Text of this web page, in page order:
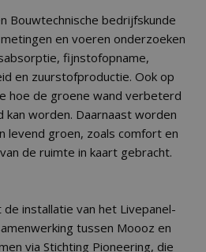
Bouwtechnische bedrijfskunde
en voeren onderzoeken
fijnstofopname,
en zuurstofproductie. Ook op
hoe de groene wand verbeterd
kan worden. Daarnaast worden
levend groen, zoals comfort en
de ruimte in kaart gebracht.
installatie van het Livepanel-
tussen Moooz en
via Stichting Pioneering, die